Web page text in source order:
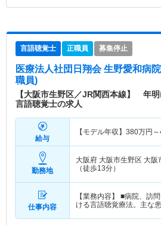
言語聴覚士 正職員 募集停止
医療法人社団日翔会 生野愛和病院
職員)
【大阪市生野区／JR関西本線】 年明
言語聴覚士の求人
給与
【モデル年収】 380万円～
勤務地
大阪府 大阪市生野区 大阪
（徒歩13分）
仕事内容
【業務内容】 ■病院、訪
ける言語聴覚療法。主な